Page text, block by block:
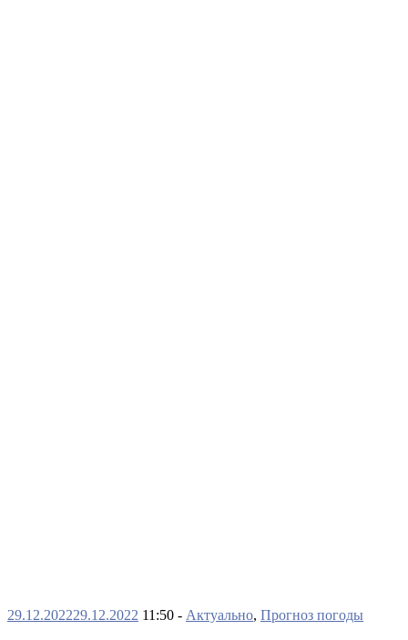
29.12.202229.12.2022 11:50 - Актуально, Прогноз погоды